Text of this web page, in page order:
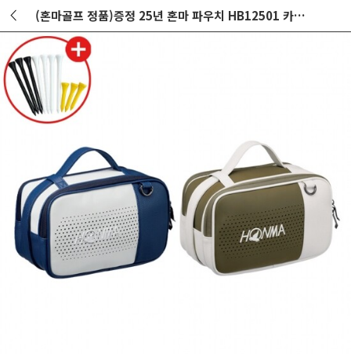
(혼마골프 정품)증정 25년 혼마 파우치 HB12501 카키 GF